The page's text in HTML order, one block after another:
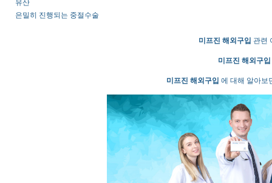
유산
은밀히 진행되는 중절수술
미­프진 해외구입 관련
미­프진 해외구입
미­프진 해외구입 에 대해 알아보